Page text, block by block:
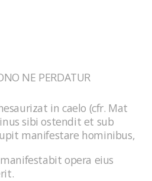
NE PERDATUR
in caelo (cfr. Mat
sibi ostendit et sub
manifestare hominibus,
opera eius